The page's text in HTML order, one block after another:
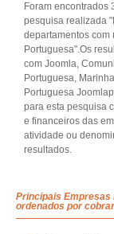
Foram encontrados
pesquisa realizada
departamentos com
Portuguesa".Os
com Joomla,
Portuguesa,
Portuguesa
para esta pesquisa
e financeiros das
atividade ou
resultados.
Principais Empresas
ordenados por